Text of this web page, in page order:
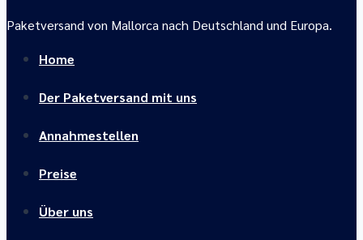
Paketversand von Mallorca nach Deutschland und Europa.
Home
Der Paketversand mit uns
Annahmestellen
Preise
Über uns